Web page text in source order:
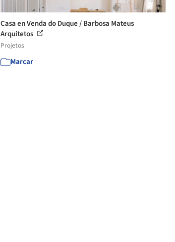
Casa en Venda do Duque / Barbosa Mateus
Arquitetos
Projetos
Marcar